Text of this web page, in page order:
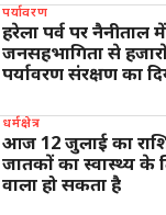
पर्यावरण
हरेला पर्व पर
जनसहभागिता से
पर्यावरण संरक्षण का
धर्मक्षेत्र
आज 12 जुलाई का
जातकों का स्वास्थ्य के
वाला हो सकता है